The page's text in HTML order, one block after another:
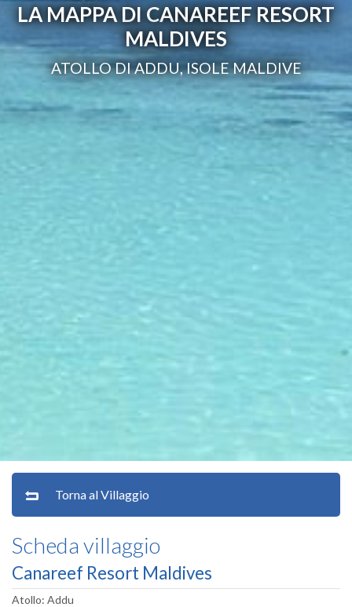
LA MAPPA DI CANAREEF RESORT
MALDIVES
ATOLLO DI ADDU, ISOLE MALDIVE
Torna al Villaggio
Scheda villaggio
Canareef Resort Maldives
Atollo: Addu